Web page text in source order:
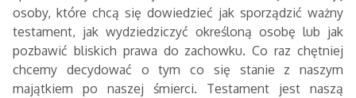
osoby, które chcą się dowiedzieć jak sporządzić ważny
testament, jak wydziedziczyć określoną osobę lub jak
pozbawić bliskich prawa do zachowku. Co raz chętniej
chcemy decydować o tym co się stanie z naszym
majątkiem po naszej śmierci. Testament jest naszą